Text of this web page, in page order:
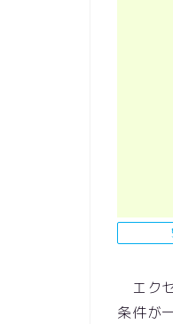
エク
条件が